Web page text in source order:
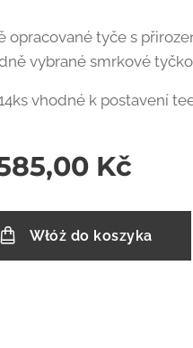
opracované tyče s
vybrané smrkové
vhodné k postavení
Kč
Włóż do koszyka